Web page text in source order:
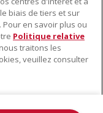
biais de tiers et sur
en savoir plus ou
Politique relative
traitons les
veuillez consulter